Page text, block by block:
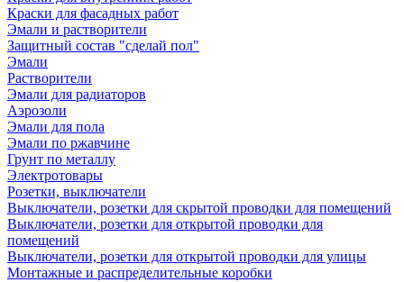
Краски для фасадных работ
Эмали и растворители
Защитный состав "сделай пол"
Эмали
Растворители
Эмали для радиаторов
Аэрозоли
Эмали для пола
Эмали по ржавчине
Грунт по металлу
Электротовары
Розетки, выключатели
Выключатели, розетки для скрытой проводки для помещений
Выключатели, розетки для открытой проводки для
помещений
Выключатели, розетки для открытой проводки для улицы
Монтажные и распределительные коробки